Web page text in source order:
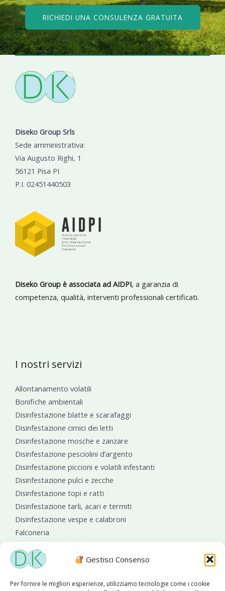
Gestisci Consenso
Per fornire le migliori esperienze, utilizziamo tecnologie come i cookie
RICHIEDI UNA CONSULENZA GRATUITA
Diseko Group Srls
Sede amministrativa:
Via Augusto Righi, 1
56121 Pisa PI
P.I. 02451440503
Diseko Group è associata ad AIDPI, a garanzia di
competenza, qualità, interventi professionali certificati.
I nostri servizi
Allontanamento volatili
Bonifiche ambientali
Disinfestazione blatte e scarafaggi
Disinfestazione cimici dei letti
Disinfestazione mosche e zanzare
Disinfestazione pesciolini d’argento
Disinfestazione piccioni e volatili infestanti
Disinfestazione pulci e zecche
Disinfestazione topi e ratti
Disinfestazione tarli, acari e termiti
Disinfestazione vespe e calabroni
Falconeria